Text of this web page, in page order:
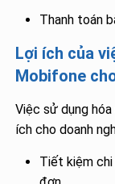
Thanh toán
Lợi ích của
Mobifone
Việc sử dụng
ích cho doanh
Tiết kiệm